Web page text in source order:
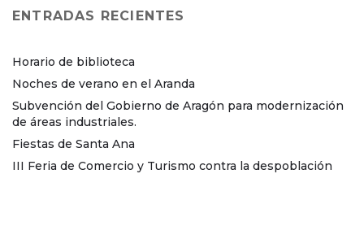
ENTRADAS RECIENTES
Horario de biblioteca
Noches de verano en el Aranda
Subvención del Gobierno de Aragón para modernización
de áreas industriales.
Fiestas de Santa Ana
III Feria de Comercio y Turismo contra la despoblación